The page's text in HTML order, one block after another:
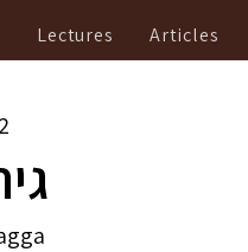
Articles
Lectures